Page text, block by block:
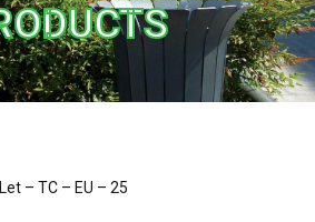
– TC – EU – 25